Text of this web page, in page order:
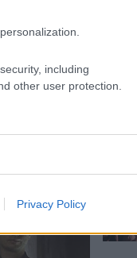
including
other user protection.
Privacy Policy
tartalom vár!